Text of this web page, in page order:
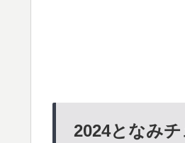
2024となみ